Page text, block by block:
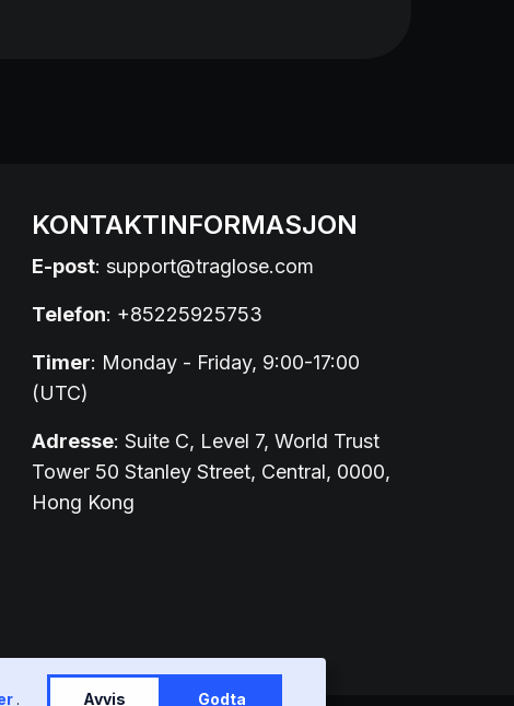
KONTAKTINFORMASJON
E-post:support@traglose.com
Telefon: +85225925753
Timer: Monday - Friday, 9:00-17:00
(UTC)
Adresse: Suite C, Level 7, World Trust
Tower 50 Stanley Street, Central, 0000,
Hong Kong
. Avvis Godta